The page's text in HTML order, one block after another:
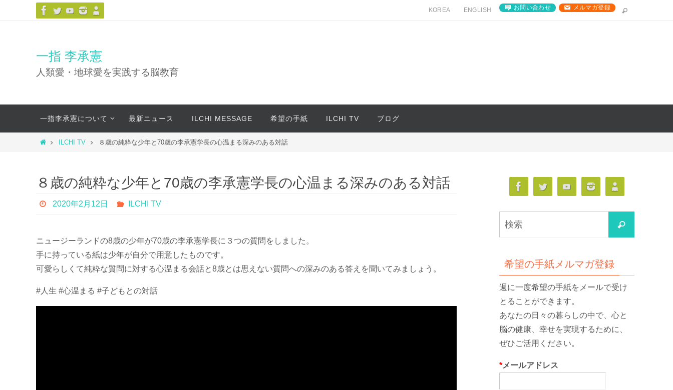
キ
プ
KOREA ENGLISH お問い合わせ メルマガ登録
一指 李承憲
人類愛・地球愛を実践する脳教育
テ
一指李承憲について 最新ニュース ILCHI MESSAGE 希望の手紙 ILCHI TV ブログ
ホ
ILCHI TV ８歳の純粋な少年と70歳の李承憲学長の心温まる深みのある対話
８歳の純粋な少年と70歳の李承憲学長の心温まる深みのある対話
2020年2月12日 ILCHI TV
ニュージーランドの8歳の少年が70歳の李承憲学長に３つの質問をしました。
手に持っている紙は少年が自分で用意したものです。
可愛らしくて純粋な質問に対する心温まる会話と8歳とは思えない質問への深みのある答えを聞いてみましょう。
#人生 #心温まる #子どもとの対話
検
索
希望の手紙メルマガ登録
週に一度希望の手紙をメールで受け
とることができます。
あなたの日々の暮らしの中で、心と
脳の健康、幸せを実現するために、
ぜひご活用ください。
*メールアドレス